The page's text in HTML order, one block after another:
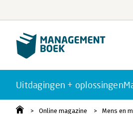
Uitdagingen + oplossingen
Online magazine Mens en